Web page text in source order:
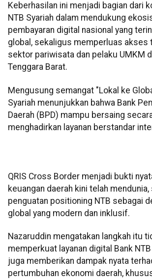
Keberhasilan ini menjadi bagian dari
NTB Syariah dalam mendukung
pembayaran digital nasional yang
global, sekaligus memperluas akses
sektor pariwisata dan pelaku UMKM
Tenggara Barat.
Mengusung semangat "Lokal ke
Syariah menunjukkan bahwa Bank
Daerah (BPD) mampu bersaing
menghadirkan layanan berstandar
QRIS Cross Border menjadi bukti
keuangan daerah kini telah
penguatan positioning NTB sebagai
global yang modern dan inklusif.
Nazaruddin mengatakan langkah itu
memperkuat layanan digital Bank
juga memberikan dampak nyata
pertumbuhan ekonomi daerah,